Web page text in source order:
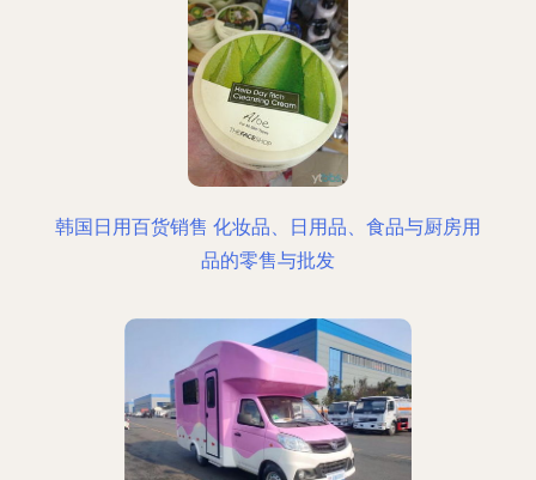
韩国日用百货销售 化妆品、日用品、食品与厨房用
品的零售与批发